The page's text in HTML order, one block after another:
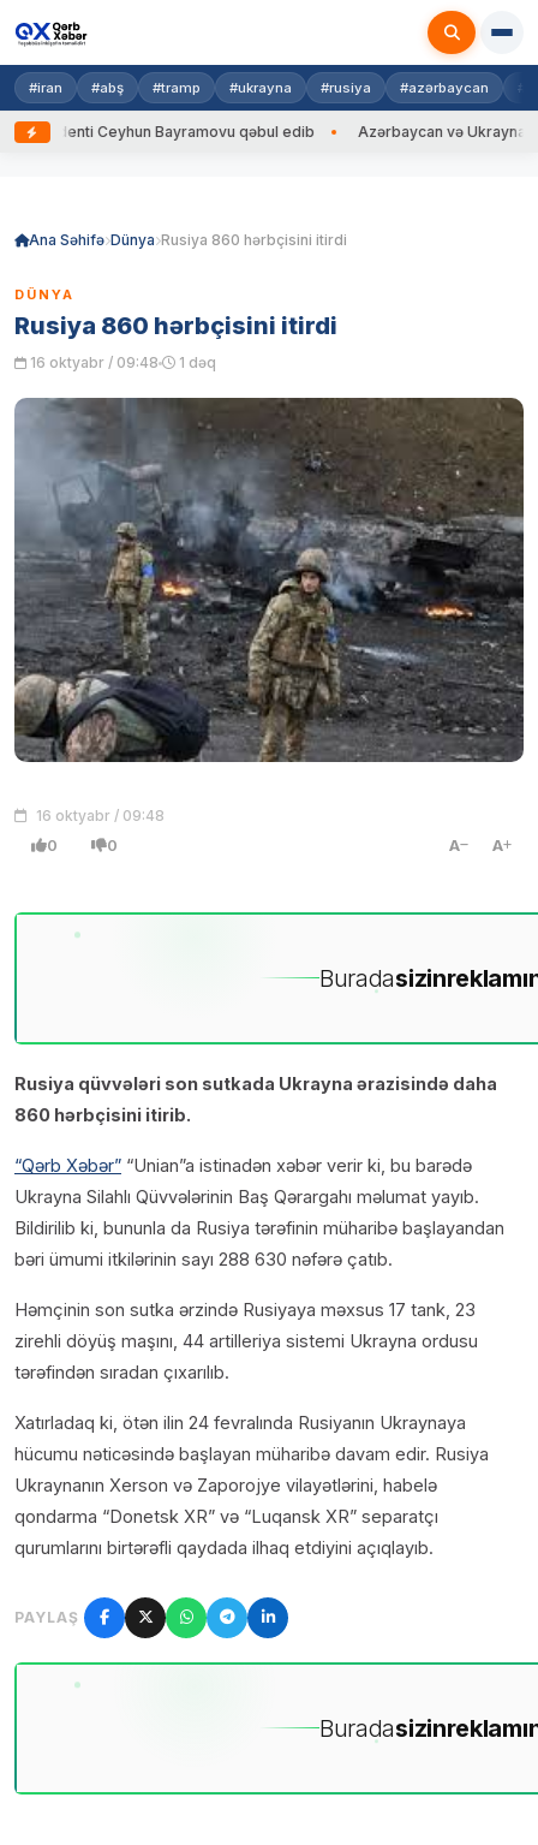
#iran #abş #tramp #ukrayna #rusiya #azərbaycan
Ceyhun Bayramovu qəbul edib Azərbaycan və Ukrayna XİN
Ana Səhifə Dünya Rusiya 860 hərbçisini itirdi
DÜNYA
Rusiya 860 hərbçisini itirdi
16 oktyabr / 09:48 1 dəq
16 oktyabr / 09:48
0 0 A A
Buradasizin
Rusiya qüvvələri son sutkada Ukrayna ərazisində daha
860 hərbçisini itirib.
“Qərb Xəbər” “Unian”a istinadən xəbər verir ki, bu barədə
Ukrayna Silahlı Qüvvələrinin Baş Qərargahı məlumat yayıb.
Bildirilib ki, bununla da Rusiya tərəfinin müharibə başlayandan
bəri ümumi itkilərinin sayı 288 630 nəfərə çatıb.
Həmçinin son sutka ərzində Rusiyaya məxsus 17 tank, 23
zirehli döyüş maşını, 44 artilleriya sistemi Ukrayna ordusu
tərəfindən sıradan çıxarılıb.
Xatırladaq ki, ötən ilin 24 fevralında Rusiyanın Ukraynaya
hücumu nəticəsində başlayan müharibə davam edir. Rusiya
Ukraynanın Xerson və Zaporojye vilayətlərini, habelə
qondarma “Donetsk XR” və “Luqansk XR” separatçı
qurumlarını birtərəfli qaydada ilhaq etdiyini açıqlayıb.
PAYLAŞ
Buradasizin